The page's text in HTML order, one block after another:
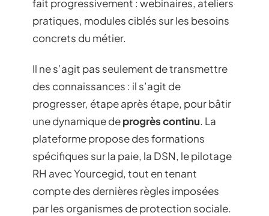
fait progressivement : webinaires, ateliers
pratiques, modules ciblés sur les besoins
concrets du métier.
Il ne s’agit pas seulement de transmettre
des connaissances : il s’agit de
progresser, étape après étape, pour bâtir
une dynamique deprogrès continu. La
plateforme propose des formations
spécifiques sur la paie, la DSN, le pilotage
RH avec Yourcegid, tout en tenant
compte des dernières règles imposées
par les organismes de protection sociale.